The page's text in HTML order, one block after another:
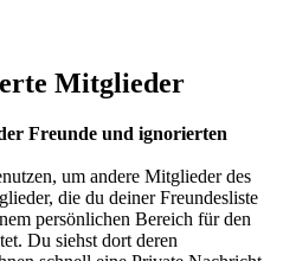
Mitglieder
Freunde und ignorierten
um andere Mitglieder des
die du deiner Freundesliste
persönlichen Bereich für den
Du siehst dort deren